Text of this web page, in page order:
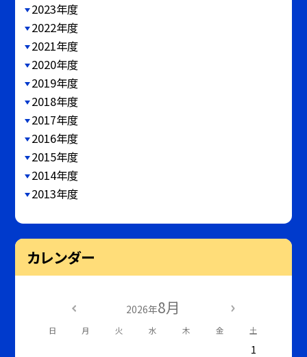
2023年度
2022年度
2021年度
2020年度
2019年度
2018年度
2017年度
2016年度
2015年度
2014年度
2013年度
カレンダー
2026年8月
日 月 火 水 木 金 土
1